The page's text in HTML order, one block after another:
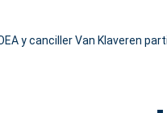
y canciller Van Klaveren